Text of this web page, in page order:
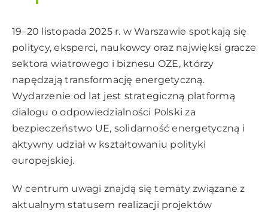
19–20 listopada 2025 r. w Warszawie spotkają się
politycy, eksperci, naukowcy oraz najwięksi gracze
sektora wiatrowego i biznesu OZE, którzy
napędzają transformację energetyczną.
Wydarzenie od lat jest strategiczną platformą
dialogu o odpowiedzialności Polski za
bezpieczeństwo UE, solidarność energetyczną i
aktywny udział w kształtowaniu polityki
europejskiej.
W centrum uwagi znajdą się tematy związane z
aktualnym statusem realizacji projektów